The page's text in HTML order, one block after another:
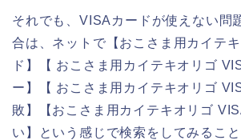
それでも、VISAカードが使えない問
合は、ネットで【おこさま用カイテ
ド】【 おこさま用カイテキオリゴ
ー】【 おこさま用カイテキオリゴ
敗】【おこさま用カイテキオリゴ
い】という感じで検索をしてみるこ